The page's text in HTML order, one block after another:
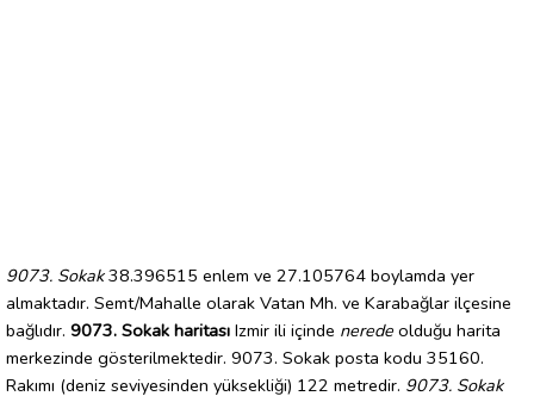
9073. Sokak38.396515 enlem ve 27.105764 boylamda yer
almaktadır. Semt/Mahalle olarak Vatan Mh. ve Karabağlar ilçesine
bağlıdır. 9073. Sokak haritası Izmir ili içinde nerede olduğu harita
merkezinde gösterilmektedir. 9073. Sokak posta kodu 35160.
Rakımı (deniz seviyesinden yüksekliği) 122 metredir. 9073. Sokak